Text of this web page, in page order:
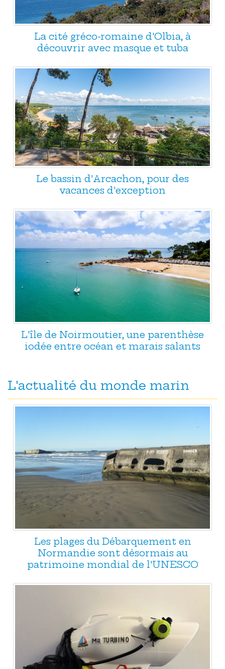
La cité gréco-romaine d'Olbia, à
découvrir avec masque et tuba
Le bassin d'Arcachon, pour des
vacances d'exception
L'île de Noirmoutier, une parenthèse
iodée entre océan et marais salants
L'actualité du monde marin
Les plages du Débarquement en
Normandie sont désormais au
patrimoine mondial de l'UNESCO